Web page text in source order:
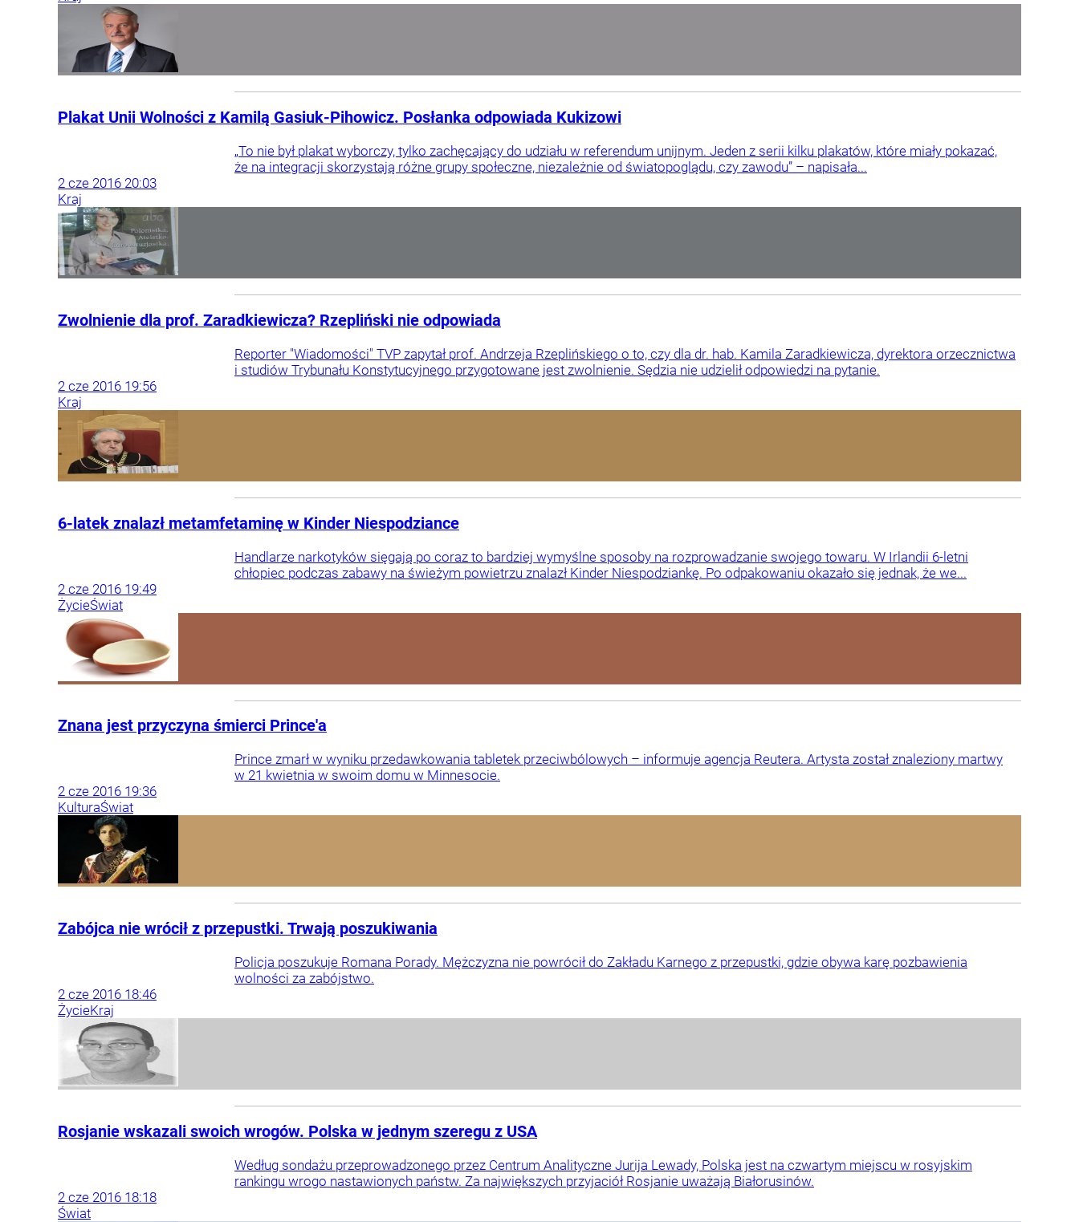
Plakat Unii Wolności z Kamilą Gasiuk-Pihowicz. Posłanka odpowiada Kukizowi
„To nie był plakat wyborczy, tylko zachęcający do udziału w referendum unijnym. Jeden z serii kilku plakatów, które miały pokazać,
że na integracji skorzystają różne grupy społeczne, niezależnie od światopoglądu, czy zawodu” – napisała...
2 cze 2016 20:03
Kraj
Zwolnienie dla prof. Zaradkiewicza? Rzepliński nie odpowiada
Reporter "Wiadomości" TVP zapytał prof. Andrzeja Rzeplińskiego o to, czy dla dr. hab. Kamila Zaradkiewicza, dyrektora orzecznictwa
i studiów Trybunału Konstytucyjnego przygotowane jest zwolnienie. Sędzia nie udzielił odpowiedzi na pytanie.
2 cze 2016 19:56
Kraj
6-latek znalazł metamfetaminę w Kinder Niespodziance
Handlarze narkotyków sięgają po coraz to bardziej wymyślne sposoby na rozprowadzanie swojego towaru. W Irlandii 6-letni
chłopiec podczas zabawy na świeżym powietrzu znalazł Kinder Niespodziankę. Po odpakowaniu okazało się jednak, że we...
2 cze 2016 19:49
ŻycieŚwiat
Znana jest przyczyna śmierci Prince'a
Prince zmarł w wyniku przedawkowania tabletek przeciwbólowych – informuje agencja Reutera. Artysta został znaleziony martwy
w 21 kwietnia w swoim domu w Minnesocie.
2 cze 2016 19:36
KulturaŚwiat
Zabójca nie wrócił z przepustki. Trwają poszukiwania
Policja poszukuje Romana Porady. Mężczyzna nie powrócił do Zakładu Karnego z przepustki, gdzie obywa karę pozbawienia
wolności za zabójstwo.
2 cze 2016 18:46
ŻycieKraj
Rosjanie wskazali swoich wrogów. Polska w jednym szeregu z USA
Według sondażu przeprowadzonego przez Centrum Analityczne Jurija Lewady, Polska jest na czwartym miejscu w rosyjskim
rankingu wrogo nastawionych państw. Za największych przyjaciół Rosjanie uważają Białorusinów.
2 cze 2016 18:18
Świat